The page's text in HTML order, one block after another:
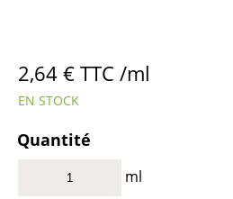
2,64 € TTC /ml
EN STOCK
Quantité
ml